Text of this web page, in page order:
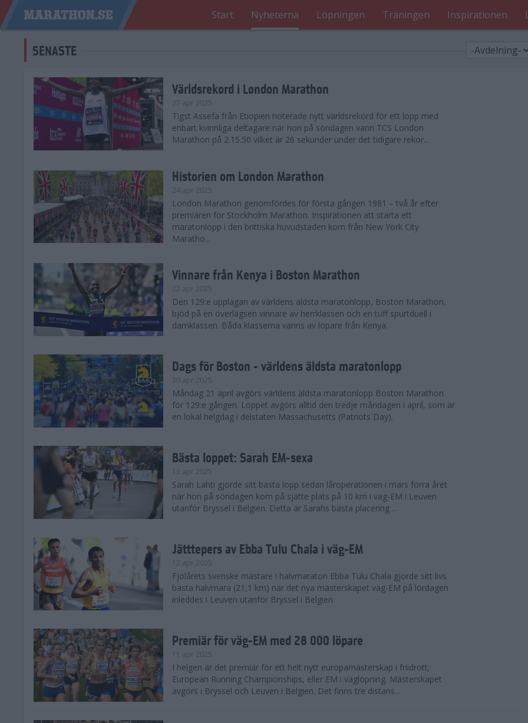
Start Nyheterna Löpningen Träningen Inspirationen
SENASTE
Världsrekord i London Marathon
27 apr 2025
Tigst Assefa från Etiopien noterade nytt världsrekord för ett lopp med
enbart kvinnliga deltagare när hon på söndagen vann TCS London
Marathon på 2.15.50 vilket är 26 sekunder under det tidigare rekor...
Historien om London Marathon
24 apr 2025
London Marathon genomfördes för första gången 1981 – två år efter
premiären för Stockholm Marathon. Inspirationen att starta ett
maratonlopp i den brittiska huvudstaden kom från New York City
Maratho...
Vinnare från Kenya i Boston Marathon
22 apr 2025
Den 129:e upplagan av världens äldsta maratonlopp, Boston Marathon,
bjöd på en överlägsen vinnare av herrklassen och en tuff spurtduell i
damklassen. Båda klasserna vanns av löpare från Kenya.
Dags för Boston - världens äldsta maratonlopp
20 apr 2025
Måndag 21 april avgörs världens äldsta maratonlopp Boston Marathon
för 129:e gången. Loppet avgörs alltid den tredje måndagen i april, som är
en lokal helgdag i delstaten Massachusetts (Patriots´Day).
Bästa loppet: Sarah EM-sexa
13 apr 2025
Sarah Lahti gjorde sitt bästa lopp sedan låroperationen i mars förra året
när hon på söndagen kom på sjätte plats på 10 km i väg-EM i Leuven
utanför Bryssel i Belgien. Detta är Sarahs bästa placering ...
Jätttepers av Ebba Tulu Chala i väg-EM
12 apr 2025
Fjolårets svenske mästare i halvmaraton Ebba Tulu Chala gjorde sitt livs
bästa halvmara (21,1 km) när det nya mästerskapet väg-EM på lördagen
inleddes i Leuven utanför Bryssel i Belgien
Premiär för väg-EM med 28 000 löpare
11 apr 2025
I helgen är det premiär för ett helt nytt europamästerskap i friidrott;
European Running Championships, eller EM i väglöpning. Mästerskapet
avgörs i Bryssel och Leuven i Belgien. Det finns tre distans...